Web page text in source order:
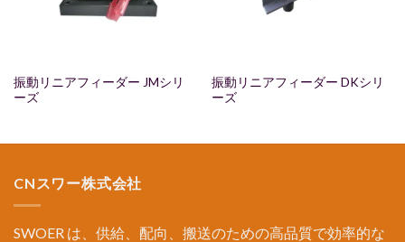
振動リニアフィーダー JMシリ
ーズ
振動リニアフィーダー DKシリ
ーズ
CNスワー株式会社
SWOER は、供給、配向、搬送のための高品質で効率的な